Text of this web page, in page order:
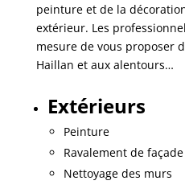
peinture et de la
extérieur. Les
mesure de vous proposer
Haillan et aux alentours…
Extérieurs
Peinture
Ravalement de façade
Nettoyage des murs